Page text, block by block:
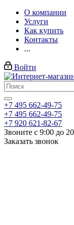
О компании
Услуги
Как купить
Контакты
...
Войти
+7 495 662-49-75
+7 495 662-49-75
+7 920 621-82-67
Звоните с 9:00 до
Заказать звонок